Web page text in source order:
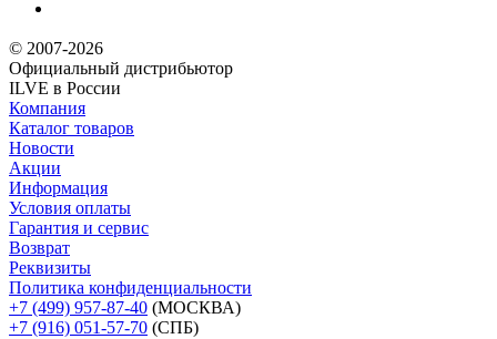
© 2007-2026
Официальный дистрибьютoр
ILVE в России
Компания
Каталог товаров
Новости
Акции
Информация
Условия оплаты
Гарантия и сервис
Возврат
Реквизиты
Политика конфиденциальности
+7 (499) 957-87-40 (МОСКВА)
+7 (916) 051-57-70 (СПБ)